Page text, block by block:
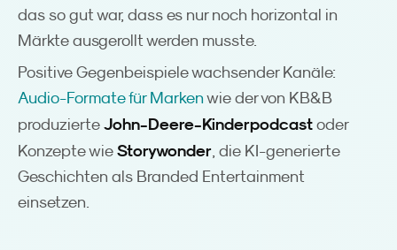
das so gut war, dass es nur noch horizontal in
Märkte ausgerollt werden musste.
Positive Gegenbeispiele wachsender Kanäle:
Audio-Formate für Marken wie der von KB&B
produzierte John-Deere-Kinderpodcast oder
Konzepte wie Storywonder , die KI-generierte
Geschichten als Branded Entertainment
einsetzen.